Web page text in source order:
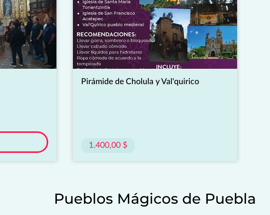
Pirámide de Cholula y Val'quirico
1.400,00 $
Pueblos Mágicos de Puebla